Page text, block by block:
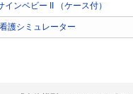
インベビー II （ケース付）
護シミュレーター